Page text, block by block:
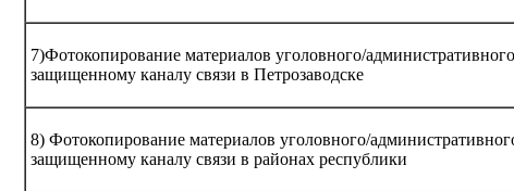
7)Фотокопирование материалов уголовного/
защищенному каналу связи в Петрозаводске
8) Фотокопирование материалов уголовного/
защищенному каналу связи в районах республики